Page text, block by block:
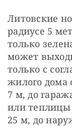
Литовские
радиусе 5
только
может
только с
жилого дома
7 м, до
или
25 м, до